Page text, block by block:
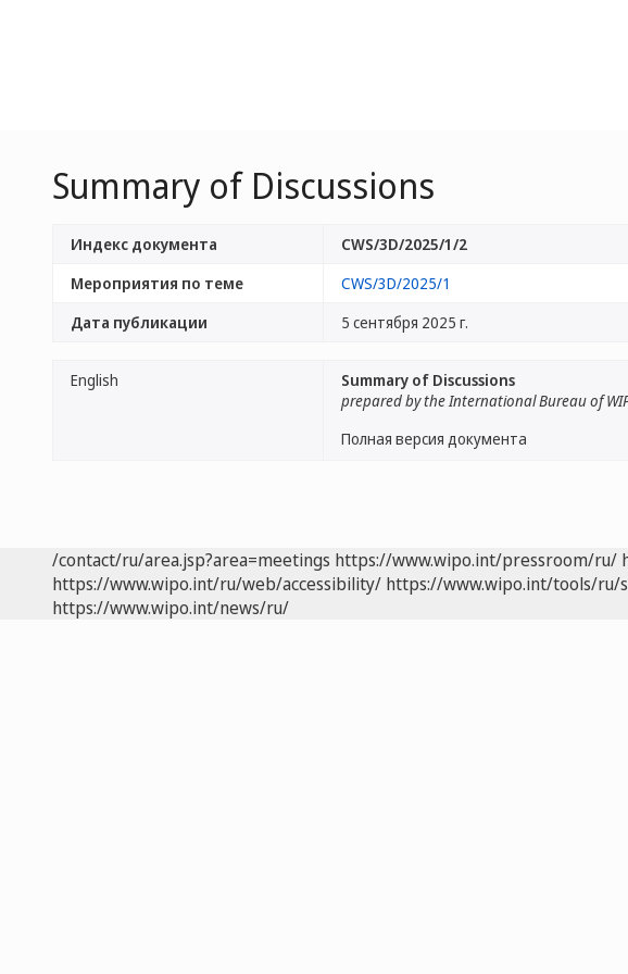
Summary of Discussions
Индекс документа
CWS/3D/2025/1/2
Мероприятия по теме
CWS/3D/2025/1
Дата публикации
5 сентября 2025 г.
English
Summary of Discussions
prepared by the International Bureau of
Полная версия документа
/contact/ru/area.jsp?area=meetings https://www.wipo.int/pressroom/ru/
https://www.wipo.int/ru/web/accessibility/ https://www.wipo.int/tools/ru/
https://www.wipo.int/news/ru/